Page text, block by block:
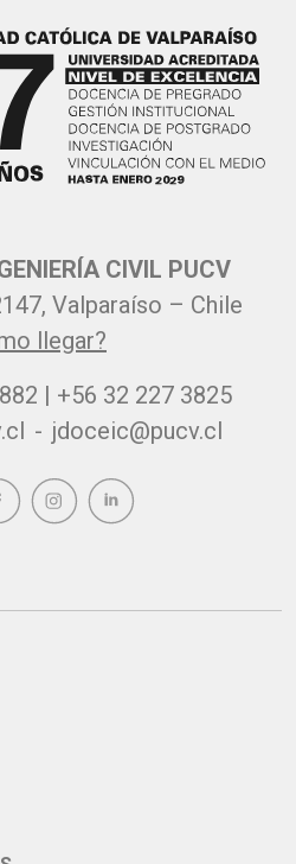
CIVIL PUCV
Valparaíso – Chile
llegar?
| +56 32 227 3825
- jdoceic@pucv.cl